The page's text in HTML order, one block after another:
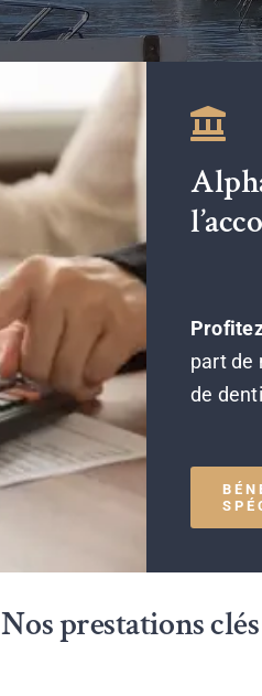
part de
de
Nos prestations